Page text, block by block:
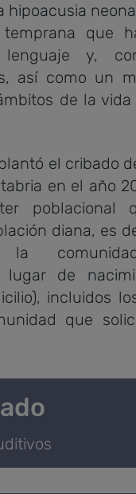
hipoacusia
que
lenguaje y,
así como un
de la vida
el cribado
en el año
poblacional
diana, es
lugar de
incluidos
que